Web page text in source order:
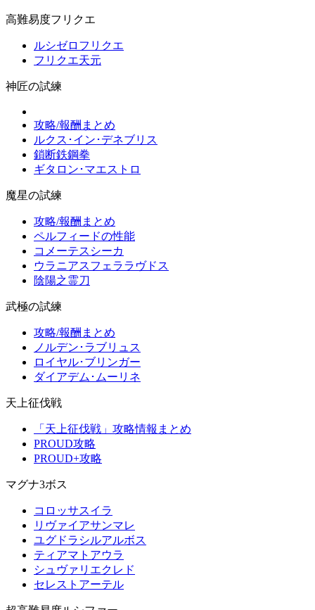
高難易度フリクエ
ルシゼロフリクエ
フリクエ天元
神匠の試練
攻略/報酬まとめ
ルクス･イン･デネブリス
鎖断鉄鋼拳
ギタロン･マエストロ
魔星の試練
攻略/報酬まとめ
ペルフィードの性能
コメーテスシーカ
ウラニアスフェララヴドス
陰陽之霊刀
武極の試練
攻略/報酬まとめ
ノルデン･ラブリュス
ロイヤル･ブリンガー
ダイアデム･ムーリネ
天上征伐戦
「天上征伐戦」攻略情報まとめ
PROUD攻略
PROUD+攻略
マグナ3ボス
コロッサスイラ
リヴァイアサンマレ
ユグドラシルアルボス
ティアマトアウラ
シュヴァリエクレド
セレストアーテル